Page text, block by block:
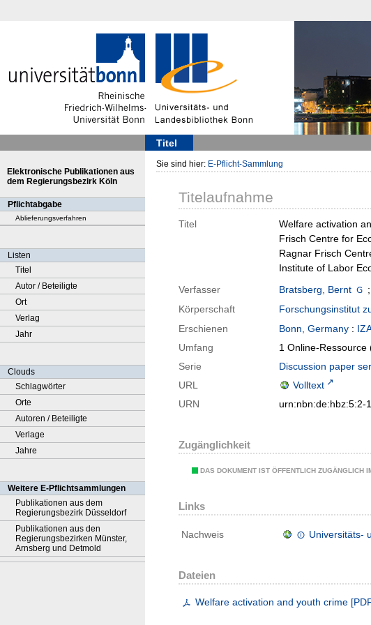
Titel
Elektronische Publikationen aus
dem Regierungsbezirk Köln
Pflichtabgabe
Ablieferungsverfahren
Listen
Titel
Autor / Beteiligte
Ort
Verlag
Jahr
Clouds
Schlagwörter
Orte
Autoren / Beteiligte
Verlage
Jahre
Weitere E-Pflichtsammlungen
Publikationen aus dem
Regierungsbezirk Düsseldorf
Publikationen aus den
Regierungsbezirken Münster,
Arnsberg und Detmold
Sie sind hier: E-Pflicht-Sammlung
Titelaufnahme
Titel
Welfare activation
Frisch Centre for
Ragnar Frisch
Institute of Labor
Verfasser
Bratsberg, Bernt ;
Körperschaft
Forschungsinstitut
Erschienen
Bonn, Germany :
Umfang
1 Online-
Serie
Discussion paper
URL
Volltext
URN
urn:nbn:de:hbz:5:2-
Zugänglichkeit
DAS DOKUMENT IST ÖFFENTLICH ZUGÄNGLICH
Links
Nachweis Universitäts-
Dateien
Welfare activation and youth crime [